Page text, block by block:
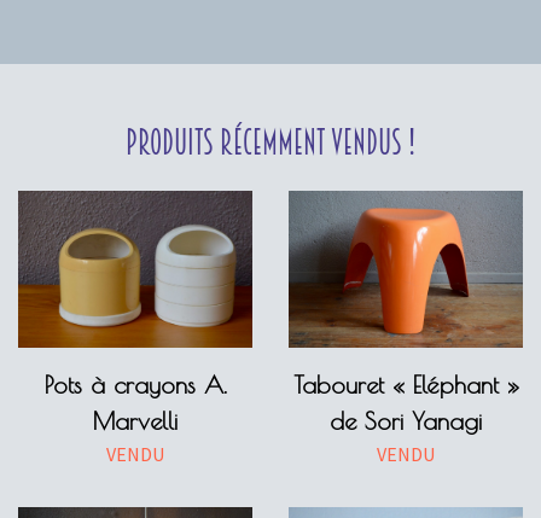
Produits récemment vendus !
Pots à crayons A.
Marvelli
VENDU
Tabouret « Eléphant »
de Sori Yanagi
VENDU